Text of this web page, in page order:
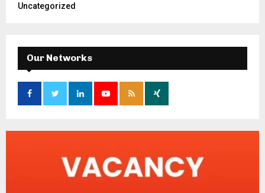
Uncategorized
Our Networks